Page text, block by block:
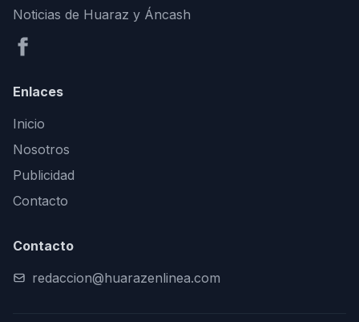
Noticias de Huaraz y Áncash
Enlaces
Inicio
Nosotros
Publicidad
Contacto
Contacto
redaccion@huarazenlinea.com